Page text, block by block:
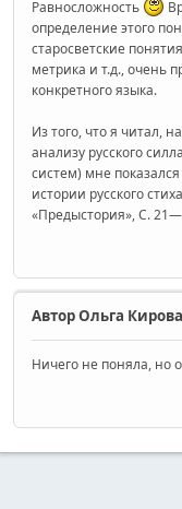
Равносложность
определение этого
старосветские
метрика и т.д., очень
конкретного языка.
Из того, что я читал,
анализу русского
систем) мне
истории русского
«Предыстория», С.
АвторОльга Кирова
Ничего не поняла, но